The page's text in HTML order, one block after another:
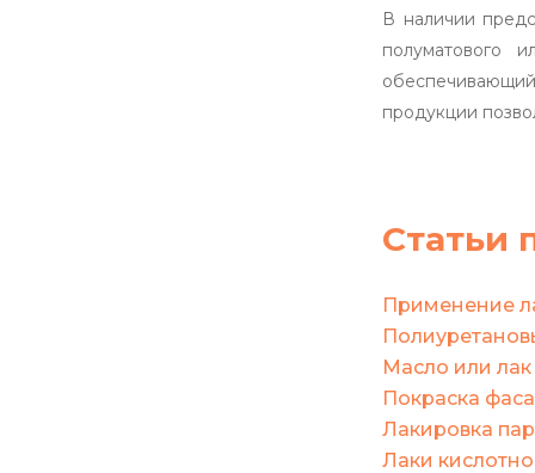
В наличии
полуматового
продукции
Статьи
Применение
Масло или лак
Покраска
Лакировка
Лаки